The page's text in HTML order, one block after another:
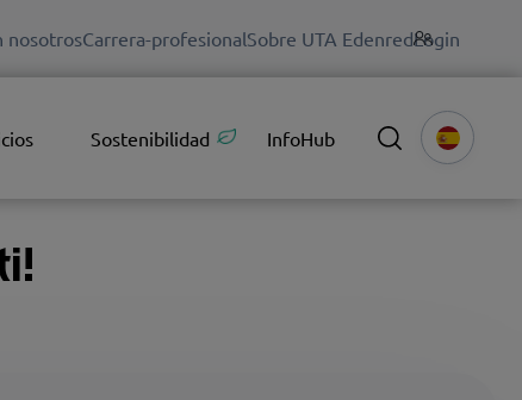
nosotrosCarrera-profesionalSobre UTA EdenredLogin
Sostenibilidad InfoHub